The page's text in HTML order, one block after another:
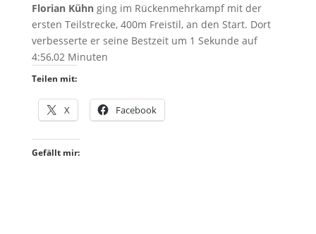
Florian Kühnging im Rückenmehrkampf mit der
ersten Teilstrecke, 400m Freistil, an den Start. Dort
verbesserte er seine Bestzeit um 1 Sekunde auf
4:56,02 Minuten
Teilen mit:
X Facebook
Gefällt mir: